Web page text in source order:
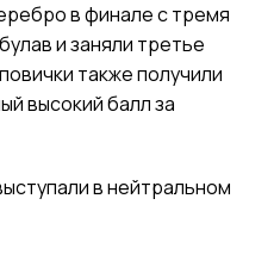
в финале с тремя
и заняли третье
также получили
высокий балл за
в нейтральном